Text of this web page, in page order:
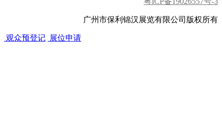
广州市保利锦汉展览有限公司版权所有
观众预登记 展位申请